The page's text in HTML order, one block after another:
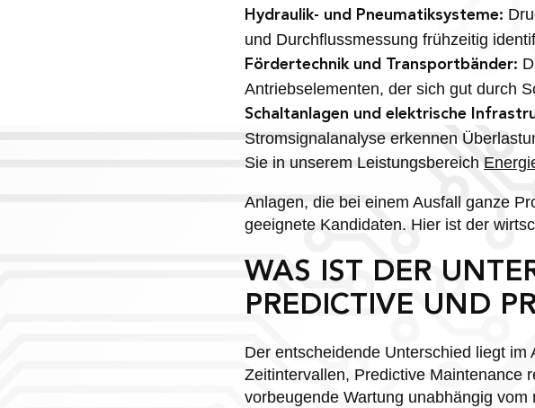
Hydraulik- und Pneumatiksysteme:
und Durchflussmessung frühzeitig
Fördertechnik und Transportbänder:
Antriebselementen, der sich gut durch
Schaltanlagen und elektrische
Stromsignalanalyse erkennen
Sie in unserem Leistungsbereich
Anlagen, die bei einem Ausfall ganze
geeignete Kandidaten. Hier ist der
WAS IST DER
PREDICTIVE UND
Der entscheidende Unterschied liegt
Zeitintervallen, Predictive Maintenance
vorbeugende Wartung unabhängig